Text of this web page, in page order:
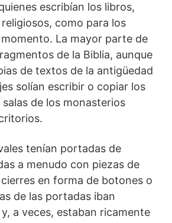
escribían los libros,
como para los
La mayor parte de
de la Biblia, aunque
de textos de la antigüedad
solían escribir o copiar los
de los monasterios
tenían portadas de
a menudo con piezas de
en forma de botones o
de las portadas iban
a veces, estaban ricamente